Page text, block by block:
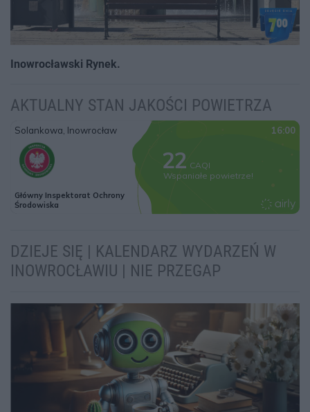
Inowrocławski Rynek.
AKTUALNY STAN JAKOŚCI POWIETRZA
DZIEJE SIĘ | KALENDARZ WYDARZEŃ W
INOWROCŁAWIU | NIE PRZEGAP